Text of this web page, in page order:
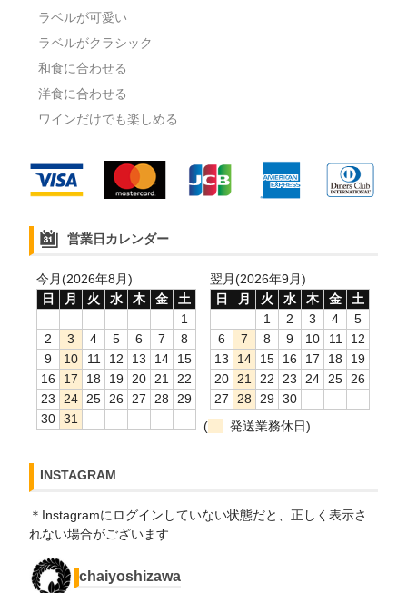
ラベルが可愛い
ラベルがクラシック
和食に合わせる
洋食に合わせる
ワインだけでも楽しめる
営業日カレンダー
今月(2026年8月)
日
月 火 水 木 金
土
1
2
3 4 5 6 7
8
9
10 11 12 13 14
15
16
17 18 19 20 21
22
23
24 25 26 27 28
29
30 31
翌月(2026年9月)
日
月 火 水 木 金
土
1
2 3 4
5
6
7 8 9 10 11
12
13
14 15 16 17 18
19
20
21 22 23 24 25
26
27
28 29
30
(
発送業務休日)
INSTAGRAM
＊Instagramにログインしていない状態だと、正しく表示さ
れない場合がございます
chaiyoshizawa